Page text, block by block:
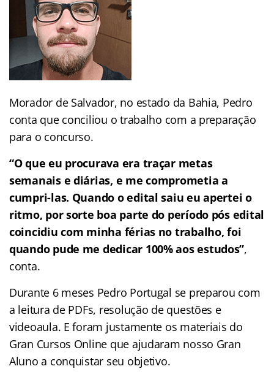
Morador de Salvador, no estado da Bahia, Pedro
conta que conciliou o trabalho com a preparação
para o concurso.
“O que eu procurava era traçar metas
semanais e diárias, e me comprometia a
cumpri-las. Quando o edital saiu eu apertei o
ritmo, por sorte boa parte do período pós edital
coincidiu com minha férias no trabalho, foi
quando pude me dedicar 100% aos estudos”,
conta.
Durante 6 meses Pedro Portugal se preparou com
a leitura de PDFs, resolução de questões e
videoaula. E foram justamente os materiais do
Gran Cursos Online que ajudaram nosso Gran
Aluno a conquistar seu objetivo.